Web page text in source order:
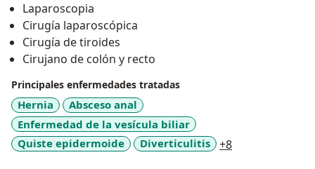
Laparoscopia
Cirugía laparoscópica
Cirugía de tiroides
Cirujano de colón y recto
Principales enfermedades tratadas
Hernia
Absceso anal
Enfermedad de la vesícula biliar
Quiste epidermoide
Diverticulitis +8